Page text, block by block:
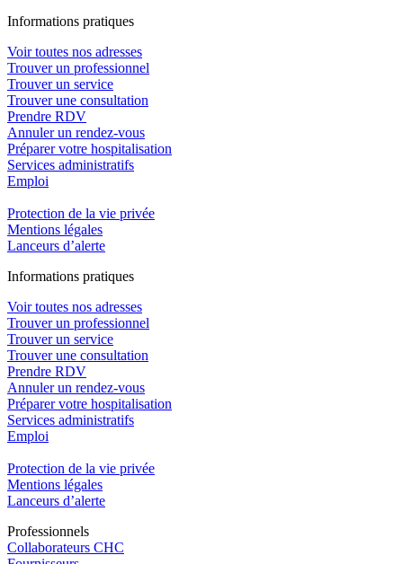
Informations pratiques
Voir toutes nos adresses
Trouver un professionnel
Trouver un service
Trouver une consultation
Prendre RDV
Annuler un rendez-vous
Préparer votre hospitalisation
Services administratifs
Emploi​
Protection de la vie privée
Mentions légales
Lanceurs d’alerte
Informations pratiques
Voir toutes nos adresses
Trouver un professionnel
Trouver un service
Trouver une consultation
Prendre RDV
Annuler un rendez-vous
Préparer votre hospitalisation
Services administratifs
Emploi​
Protection de la vie privée
Mentions légales
Lanceurs d’alerte
Professionnels
Collaborateurs CHC